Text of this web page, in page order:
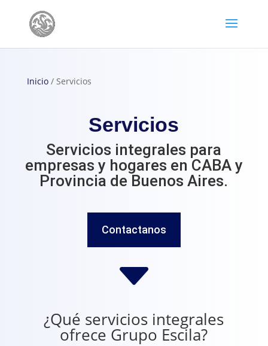
Inicio/ Servicios
Servicios
Servicios integrales para
empresas y hogares en CABA y
Provincia de Buenos Aires.
Contactanos
C
¿Qué servicios integrales
ofrece Grupo Escila?